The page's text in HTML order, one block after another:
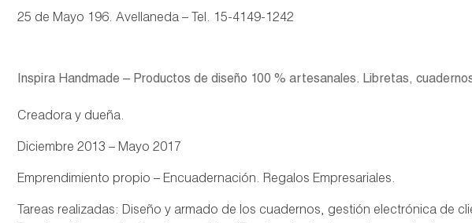
25 de Mayo 196. Avellaneda – Tel. 15-4149-1242
Inspira Handmade – Productos de diseño 100 % artesanales. Libretas,
Creadora y dueña.
Diciembre 2013 – Mayo 2017
Emprendimiento propio – Encuadernación. Regalos Empresariales.
Tareas realizadas: Diseño y armado de los cuadernos, gestión electrónica de